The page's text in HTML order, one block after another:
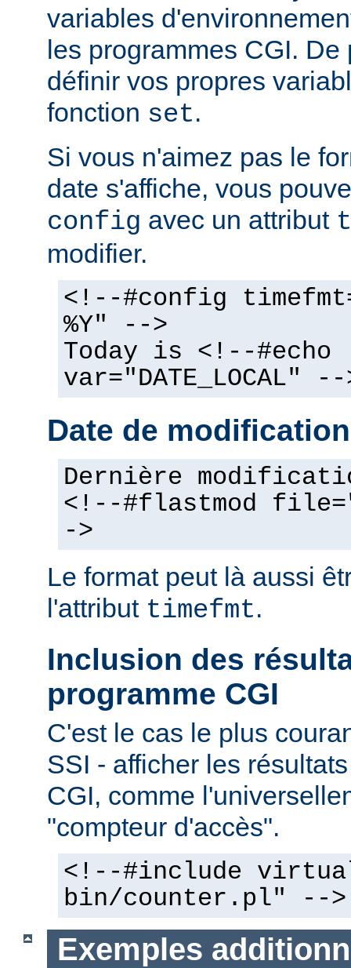
variables
les programmes CGI.
définir vos propres
fonction set.
Si vous n'aimez pas le
date s'affiche, vous
config avec un attribut
modifier.
<!--#config
%Y" -->
Today is <!--#echo
var="DATE_LOCAL" --
Date de
Dernière
<!--#flastmod
->
Le format peut là aussi
l'attribut timefmt.
Inclusion des
programme CGI
C'est le cas le plus
SSI - afficher les
CGI, comme
"compteur d'accès".
<!--#include
bin/counter.pl" -->
Exemples